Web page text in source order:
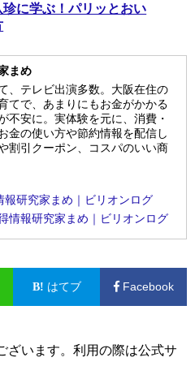
に学ぶ！パリッとおい
まめ
、テレビ出演多数。大阪在住の
てで、あまりにもお金がかかる
不安に。実体験を元に、消費・
金の使い方や節約情報を配信し
割引クーポン、コスパのいい商
報研究家まめ｜ビリオンログ
情報研究家まめ｜ビリオンログ
はてブ Facebook
ざいます。利用の際は公式サ